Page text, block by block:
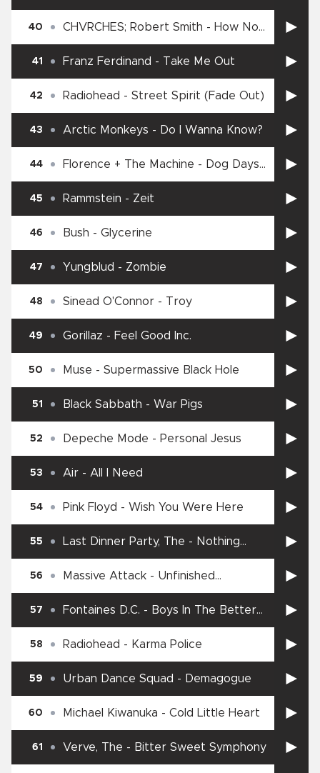
40 CHVRCHES; Robert Smith - How Not
To Drown
41 Franz Ferdinand - Take Me Out
42 Radiohead - Street Spirit (Fade Out)
43 Arctic Monkeys - Do I Wanna Know?
44 Florence + The Machine - Dog Days
Are Over
45 Rammstein - Zeit
46 Bush - Glycerine
47 Yungblud - Zombie
48 Sinead O'Connor - Troy
49 Gorillaz - Feel Good Inc.
50 Muse - Supermassive Black Hole
51 Black Sabbath - War Pigs
52 Depeche Mode - Personal Jesus
53 Air - All I Need
54 Pink Floyd - Wish You Were Here
55 Last Dinner Party, The - Nothing
Matters
56 Massive Attack - Unfinished
Sympathy
57 Fontaines D.C. - Boys In The Better
Land
58 Radiohead - Karma Police
59 Urban Dance Squad - Demagogue
60 Michael Kiwanuka - Cold Little Heart
61 Verve, The - Bitter Sweet Symphony